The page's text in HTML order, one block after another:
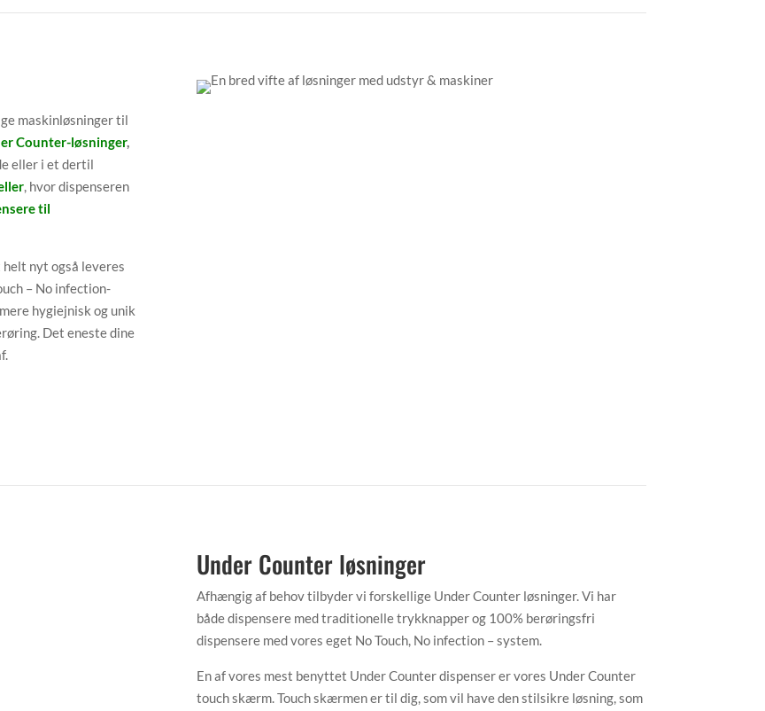
maskinløsninger til
Counter-løsninger,
eller i et dertil
, hvor dispenseren
til
helt nyt også leveres
– No infection-
hygiejnisk og unik
Det eneste dine
Under Counter løsninger
Afhængig af behov tilbyder vi forskellige Under Counter løsninger. Vi har
både dispensere med traditionelle trykknapper og 100% berøringsfri
dispensere med vores eget No Touch, No infection – system.
En af vores mest benyttet Under Counter dispenser er vores Under Counter
touch skærm. Touch skærmen er til dig, som vil have den stilsikre løsning, som